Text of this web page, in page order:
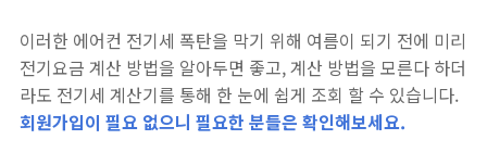
이러한 에어컨 전기세 폭탄을 막기 위해 여름이 되기 전에 미리
전기요금 계산 방법을 알아두면 좋고, 계산 방법을 모른다 하더
라도 전기세 계산기를 통해 한 눈에 쉽게 조회 할 수 있습니다.
회원가입이 필요 없으니 필요한 분들은 확인해보세요.